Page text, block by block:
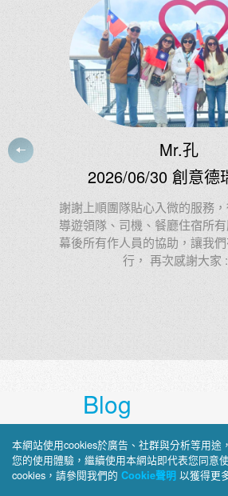
Ms.林
2026/06/24 創意北義法
第22次參加上順的團出遊，領
熱情No.1，陽光活力又幽默，
Blog
上順部落格
深入介紹旅途見聞、景點
本網站使用cookies於廣告、社群與分析等用途
您的使用體驗，繼續使用本網站即代表您同意
cookies，請參閱我們的 Cookie聲明 以獲得更